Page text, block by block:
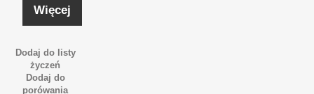
Więcej
Dodaj do listy
życzeń
Dodaj do
porówania